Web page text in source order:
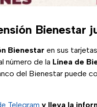
Bienestar
Bienestar en sus
número de la Línea de
del Bienestar puede
Telegram y lleva la